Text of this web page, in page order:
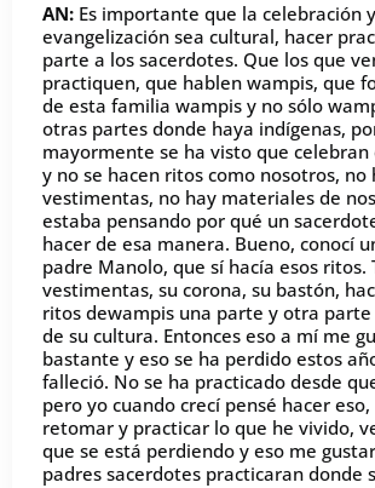
AN: Es importante que la celebración
evangelización sea cultural, hacer
parte a los sacerdotes. Que los que
practiquen, que hablen wampis, que
de esta familia wampis y no sólo
otras partes donde haya indígenas,
mayormente se ha visto que celebran
y no se hacen ritos como nosotros, no
vestimentas, no hay materiales de
estaba pensando por qué un
hacer de esa manera. Bueno, conocí
padre Manolo, que sí hacía esos ritos.
vestimentas, su corona, su bastón,
ritos dewampis una parte y otra
de su cultura. Entonces eso a mí me
bastante y eso se ha perdido estos
falleció. No se ha practicado desde
pero yo cuando crecí pensé hacer
retomar y practicar lo que he vivido,
que se está perdiendo y eso me
padres sacerdotes practicaran donde